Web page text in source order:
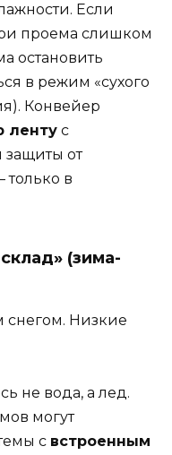
Если
проема слишком
остановить
в режим «сухого
Конвейер
ленту с
защиты от
только в
(зима-
Низкие
не вода, а лед.
могут
с встроенным